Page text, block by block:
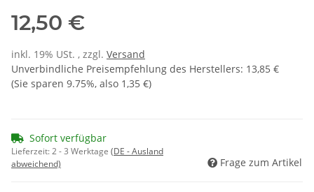
12,50 €
inkl. 19% USt. , zzgl. Versand
Unverbindliche Preisempfehlung des Herstellers: 13,85 €
(Sie sparen 9.75%, also 1,35 €)
Sofort verfügbar
Lieferzeit:2 - 3 Werktage (DE - Ausland
abweichend)
Frage zum Artikel